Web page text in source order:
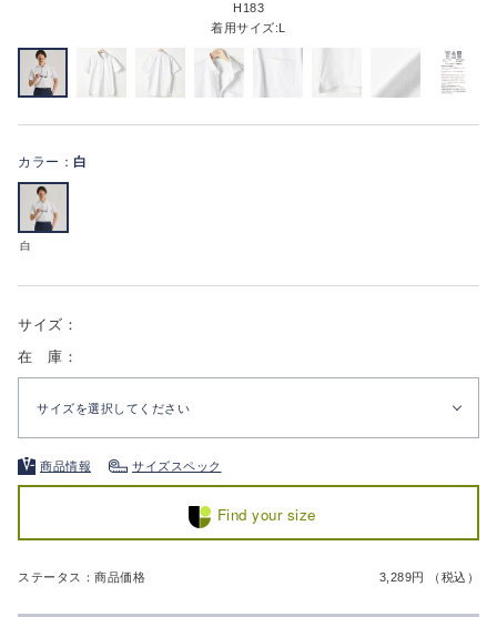
H183
着用サイズ:L
カラー： 白
白
サイズ：
在 庫：
サイズを選択してください
商品情報 サイズスペック
Find your size
ステータス：商品価格 3,289円 （税込）